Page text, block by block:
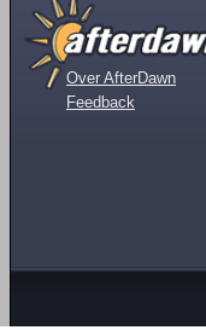
Over AfterDawn
Feedback